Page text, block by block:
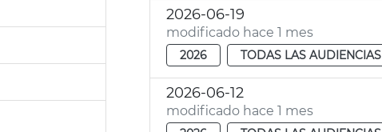
2026-06-19
modificado hace 1 mes
2026 TODAS LAS AUDIENCIAS
2026-06-12
modificado hace 1 mes